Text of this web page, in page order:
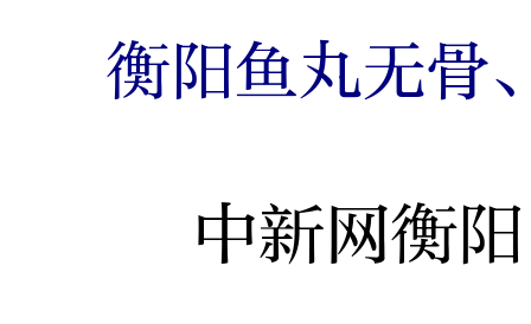
衡阳鱼丸无骨
中新网衡阳